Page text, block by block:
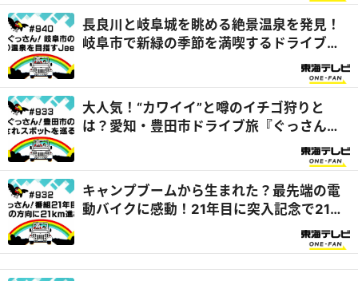
長良川と岐阜城を眺める絶景温泉を発見！
岐阜市で新緑の季節を満喫するドライブ旅
大人気！“カワイイ”と噂のイチゴ狩りと
は？愛知・豊田市ドライブ旅『ぐっさん
キャンプブームから生まれた？最先端の電
動バイクに感動！21年目に突入記念で21時
の方向に21km進んでみたら…『ぐっさん